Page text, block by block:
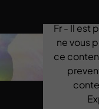
Fr - Il est
ne vous
ce